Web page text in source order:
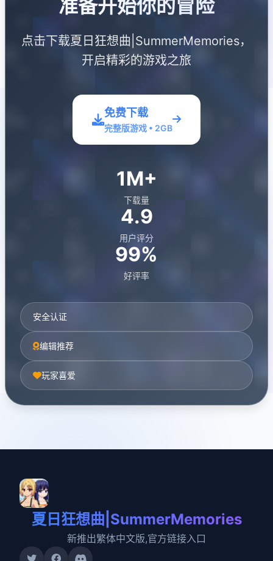
准备开始你的冒险
点击下载夏日狂想曲|SummerMemories，
开启精彩的游戏之旅
免费下载
完整版游戏 • 2GB
1M+
下载量
4.9
用户评分
99%
好评率
安全认证
编辑推荐
玩家喜爱
夏日狂想曲|SummerMemories
新推出繁体中文版,官方链接入口